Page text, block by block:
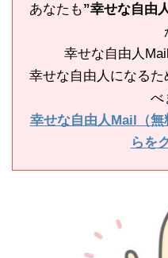
あなたも”幸せな自由
幸せな自由人
幸せな自由人になる
べ
幸せな自由人Mail（
らを